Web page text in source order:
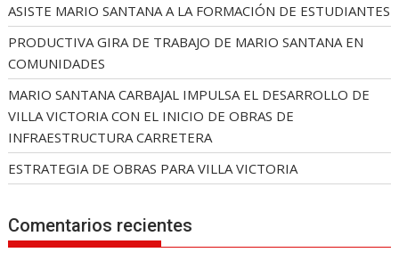
ASISTE MARIO SANTANA A LA FORMACIÓN DE ESTUDIANTES
PRODUCTIVA GIRA DE TRABAJO DE MARIO SANTANA EN
COMUNIDADES
MARIO SANTANA CARBAJAL IMPULSA EL DESARROLLO DE
VILLA VICTORIA CON EL INICIO DE OBRAS DE
INFRAESTRUCTURA CARRETERA
ESTRATEGIA DE OBRAS PARA VILLA VICTORIA
Comentarios recientes